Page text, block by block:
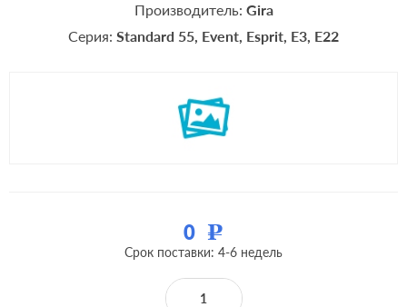
Производитель: Gira
Серия: Standard 55 Event Esprit E3 E22
0 Р
Срок поставки: 4-6 недель